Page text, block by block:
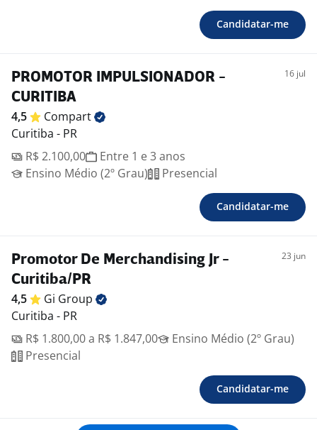
Candidatar-me
PROMOTOR IMPULSIONADOR -
CURITIBA
16 jul
4,5
Compart
Curitiba - PR
R$ 2.100,00
Entre 1 e 3 anos
Ensino Médio (2º Grau)
Presencial
Candidatar-me
Promotor De Merchandising Jr -
Curitiba/PR
23 jun
4,5 Gi Group
Curitiba - PR
R$ 1.800,00 a R$ 1.847,00
Ensino Médio (2º Grau)
Presencial
Candidatar-me